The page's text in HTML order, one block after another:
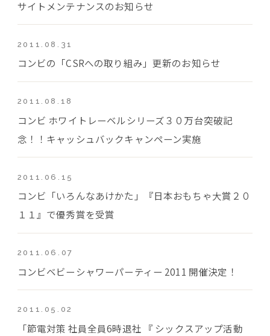
サイトメンテナンスのお知らせ
2011.08.31
コンビの「CSRへの取り組み」更新のお知らせ
2011.08.18
コンビ ホワイトレーベルシリーズ３０万台突破記
念！！キャッシュバックキャンペーン実施
2011.06.15
コンビ「いろんなあけかた」『日本おもちゃ大賞２０
１１』で優秀賞を受賞
2011.06.07
コンビベビーシャワーパーティー 2011 開催決定！
2011.05.02
「節電対策 社員全員6時退社 『 シックスアップ活動